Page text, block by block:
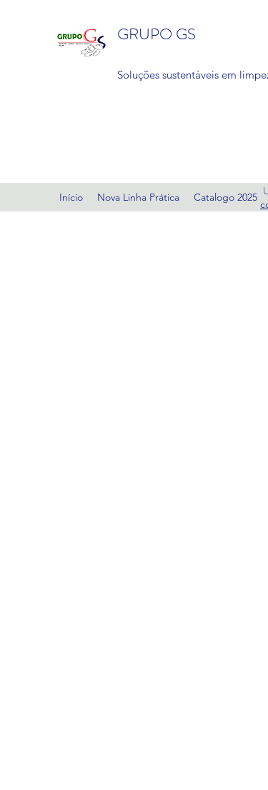
GRUPO GS
Soluções sustentáveis em
Início Nova Linha Prática Catalogo 2025